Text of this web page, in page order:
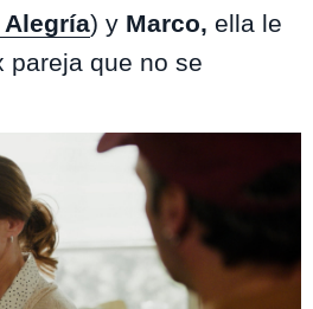
) y Marco, ella le
pareja que no se